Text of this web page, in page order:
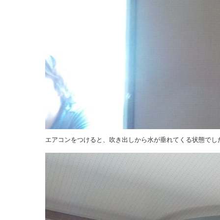
エアコンをつけると、吹き出しから水が垂れてくる状態でし